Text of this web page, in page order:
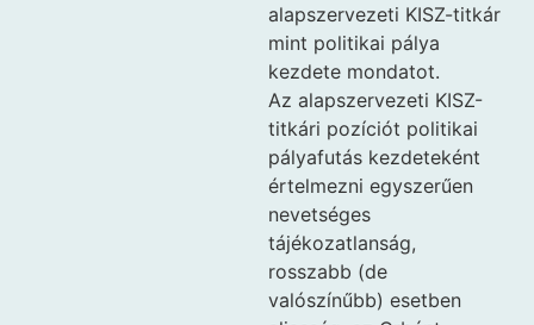
alapszervezeti KISZ-titkár
mint politikai pálya
kezdete mondatot.
Az alapszervezeti KISZ-
titkári pozíciót politikai
pályafutás kezdeteként
értelmezni egyszerűen
nevetséges
tájékozatlanság,
rosszabb (de
valószínűbb) esetben